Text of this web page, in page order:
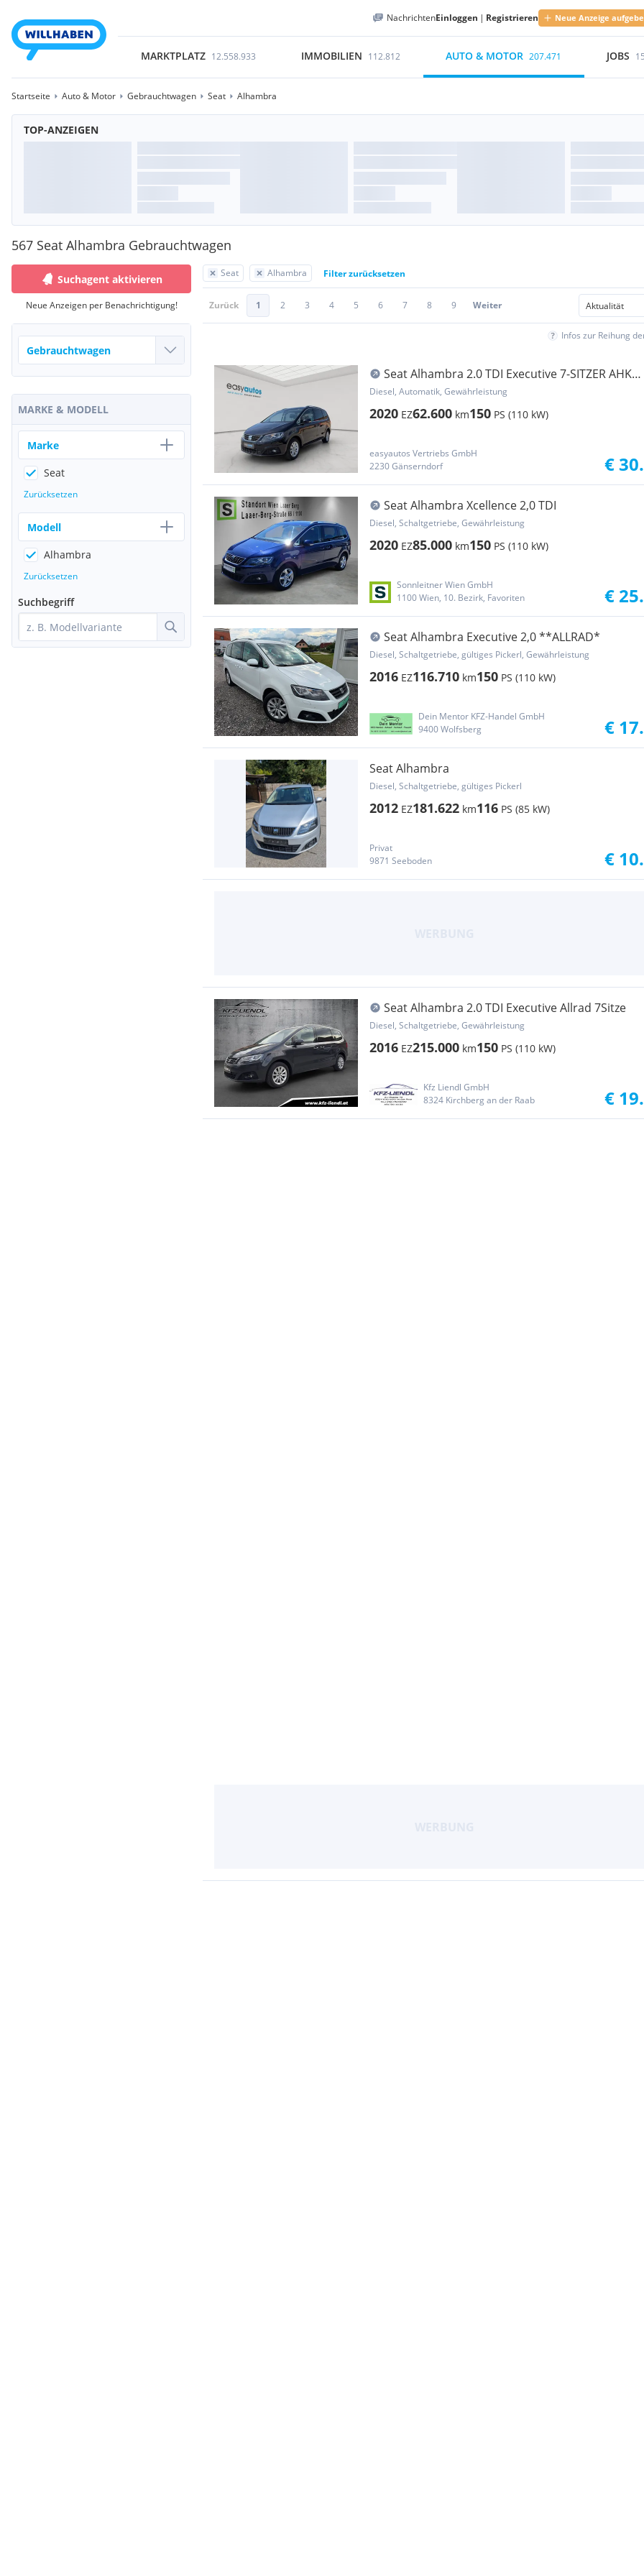
NachrichtenEinloggen | Registrieren Neue Anzeige
MARKTPLATZ 12.558.933 IMMOBILIEN 112.812 AUTO & MOTOR 207.471 JOBS
Startseite Auto & Motor Gebrauchtwagen Seat Alhambra
TOP-ANZEIGEN
567 Seat Alhambra Gebrauchtwagen
Seat Alhambra Filter zurücksetzen
Zurück 1 2 3 4 5 6 7 8 9 Weiter
Infos zur Reihung
Seat Alhambra 2.0 TDI Executive 7-SITZER AHK
ABSTAND...
Diesel, Automatik, Gewährleistung
2020 EZ62.600 km150 PS (110 kW)
easyautos Vertriebs GmbH
2230 Gänserndorf
€
Seat Alhambra Xcellence 2,0 TDI
Diesel, Schaltgetriebe, Gewährleistung
2020 EZ85.000 km150 PS (110 kW)
Sonnleitner Wien GmbH
1100 Wien, 10. Bezirk, Favoriten
€
Seat Alhambra Executive 2,0 **ALLRAD*
Diesel, Schaltgetriebe, gültiges Pickerl, Gewährleistung
2016 EZ116.710 km150 PS (110 kW)
Dein Mentor KFZ-Handel GmbH
9400 Wolfsberg
€
Seat Alhambra
Diesel, Schaltgetriebe, gültiges Pickerl
2012 EZ181.622 km116 PS (85 kW)
Privat
9871 Seeboden
€
Seat Alhambra 2.0 TDI Executive Allrad 7Sitze
Diesel, Schaltgetriebe, Gewährleistung
2016 EZ215.000 km150 PS (110 kW)
Kfz Liendl GmbH
8324 Kirchberg an der Raab
€
Suchagent aktivieren
Neue Anzeigen per Benachrichtigung!
MARKE & MODELL
Marke
Seat
Zurücksetzen
Modell
Alhambra
Zurücksetzen
Suchbegriff